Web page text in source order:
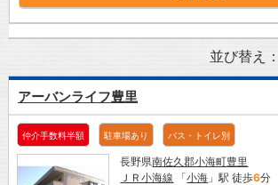
並び替え：
アーバンライフ豊里
仲介手数料半額 駐車場あり バス・トイレ別
長野県南佐久郡小海町豊里
ＪＲ小海線 「小海 」駅 徒歩6分